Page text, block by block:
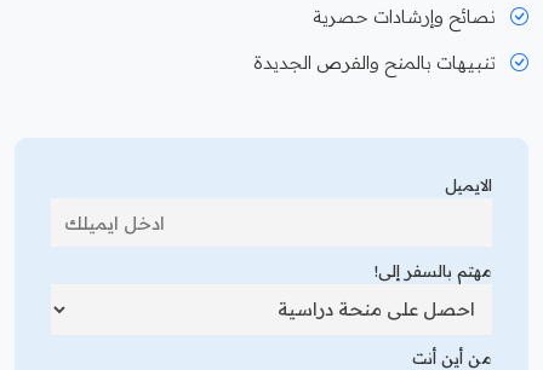
نصائح وإرشادات حصرية
تنبيهات بالمنح والفرص الجديدة
الايميل
مهتم بالسفر إلى!
من أين أنت